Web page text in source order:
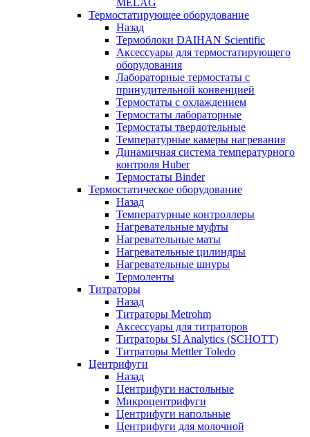
Термостатирующее оборудование
Назад
Термоблоки DAIHAN Scientific
Аксессуары для термостатирующего
оборудования
Лабораторные термостаты с
принудительной конвенцией
Термостаты с охлаждением
Термостаты лабораторные
Термостаты твердотельные
Температурные камеры нагревания
Динамичная система температурного
контроля Huber
Термостаты Binder
Термостатическое оборудование
Назад
Температурные контроллеры
Нагревательные муфты
Нагревательные маты
Нагревательные цилиндры
Нагревательные шнуры
Термоленты
Титраторы
Назад
Титраторы Metrohm
Аксессуары для титраторов
Титраторы SI Analytics (SCHOTT)
Титраторы Mettler Toledo
Центрифуги
Назад
Центрифуги настольные
Микроцентрифуги
Центрифуги напольные
Центрифуги для молочной